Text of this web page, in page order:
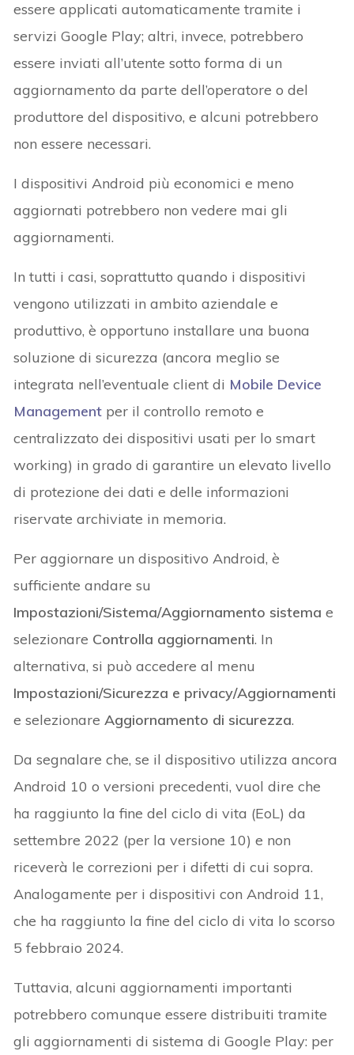
essere applicati automaticamente tramite i
servizi Google Play; altri, invece, potrebbero
essere inviati all’utente sotto forma di un
aggiornamento da parte dell’operatore o del
produttore del dispositivo, e alcuni potrebbero
non essere necessari.
I dispositivi Android più economici e meno
aggiornati potrebbero non vedere mai gli
aggiornamenti.
In tutti i casi, soprattutto quando i dispositivi
vengono utilizzati in ambito aziendale e
produttivo, è opportuno installare una buona
soluzione di sicurezza (ancora meglio se
integrata nell’eventuale client di Mobile Device
Management per il controllo remoto e
centralizzato dei dispositivi usati per lo smart
working) in grado di garantire un elevato livello
di protezione dei dati e delle informazioni
riservate archiviate in memoria.
Per aggiornare un dispositivo Android, è
sufficiente andare su
Impostazioni/Sistema/Aggiornamento sistema e
selezionare Controlla aggiornamenti. In
alternativa, si può accedere al menu
Impostazioni/Sicurezza e privacy/Aggiornamenti
e selezionareAggiornamento di sicurezza.
Da segnalare che, se il dispositivo utilizza ancora
Android 10 o versioni precedenti, vuol dire che
ha raggiunto la fine del ciclo di vita (EoL) da
settembre 2022 (per la versione 10) e non
riceverà le correzioni per i difetti di cui sopra.
Analogamente per i dispositivi con Android 11,
che ha raggiunto la fine del ciclo di vita lo scorso
5 febbraio 2024.
Tuttavia, alcuni aggiornamenti importanti
potrebbero comunque essere distribuiti tramite
gli aggiornamenti di sistema di Google Play: per